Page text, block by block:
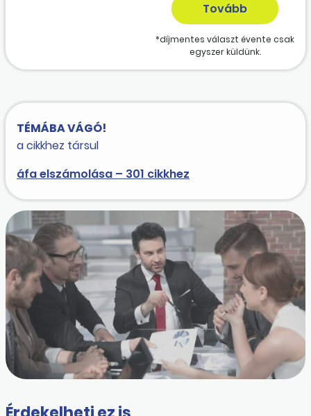
*díjmentes választ évente csak
egyszer küldünk.
TÉMÁBA VÁGÓ!
a cikkhez társul
áfa elszámolása – 301 cikkhez